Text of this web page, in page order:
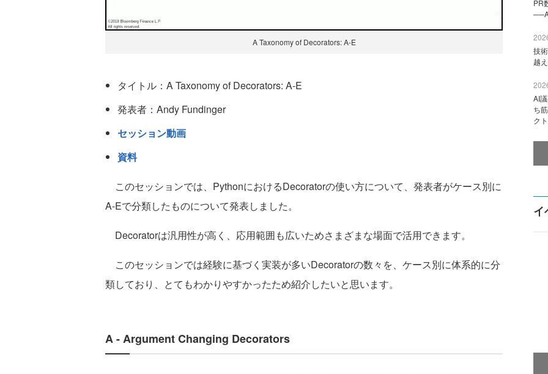
A Taxonomy of Decorators: A-E
タイトル：A Taxonomy of Decorators: A-E
発表者：Andy Fundinger
セッション動画
資料
このセッションでは、PythonにおけるDecoratorの使い方について、発表者がケース別に
A-Eで分類したものについて発表しました。
Decoratorは汎用性が高く、応用範囲も広いためさまざまな場面で活用できます。
このセッションでは経験に基づく実装が多いDecoratorの数々を、ケース別に体系的に分
類しており、とてもわかりやすかったため紹介したいと思います。
A - Argument Changing Decorators
PR
技
越
AI
ち
ク
イ